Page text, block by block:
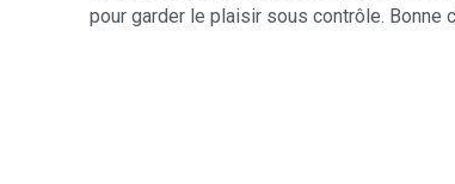
pour garder le plaisir sous contrôle. Bonne